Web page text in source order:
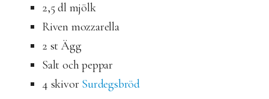
2,5 dl mjölk
Riven mozzarella
2 st Ägg
Salt och peppar
4 skivor Surdegsbröd